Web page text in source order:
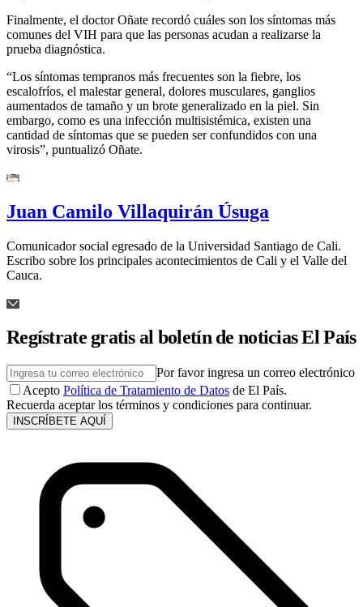
Finalmente, el doctor Oñate recordó cuáles son los síntomas más
comunes del VIH para que las personas acudan a realizarse la
prueba diagnóstica.
“Los síntomas tempranos más frecuentes son la fiebre, los
escalofríos, el malestar general, dolores musculares, ganglios
aumentados de tamaño y un brote generalizado en la piel. Sin
embargo, como es una infección multisistémica, existen una
cantidad de síntomas que se pueden ser confundidos con una
virosis”, puntualizó Oñate.
Juan Camilo Villaquirán Úsuga
Comunicador social egresado de la Universidad Santiago de Cali.
Escribo sobre los principales acontecimientos de Cali y el Valle del
Cauca.
Regístrate gratis al boletín de noticias El País
Por favor ingresa un correo electrónico
Acepto Política de Tratamiento de Datos de El País.
Recuerda aceptar los términos y condiciones para continuar.
INSCRÍBETE AQUÍ